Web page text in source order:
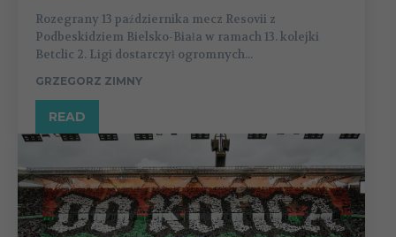
Rozegrany 13 października mecz Resovii z
Podbeskidziem Bielsko-Biała w ramach 13. kolejki
Betclic 2. Ligi dostarczył ogromnych...
GRZEGORZ ZIMNY
READ